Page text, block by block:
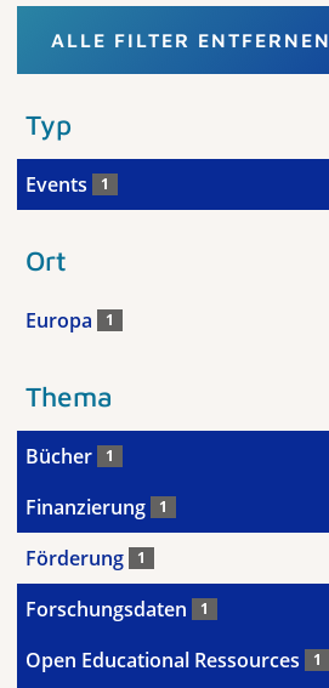
ALLE FILTER ENTFERNEN
Typ
Events 1
Ort
Europa 1
Thema
Bücher 1
Finanzierung 1
Förderung 1
Forschungsdaten 1
Open Educational Ressources 1